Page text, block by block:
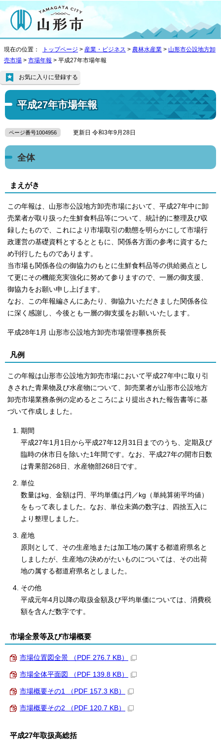
現在の位置： トップページ > 産業・ビジネス > 農林水産業 > 山形市公設地方卸
売市場 > 市場年報 > 平成27年市場年報
平成27年市場年報
お気に入りに登録する
ページ番号1004956 更新日 令和3年9月28日
全体
まえがき
この年報は、山形市公設地方卸売市場において、平成27年中に卸
売業者が取り扱った生鮮食料品等について、統計的に整理及び収
録したもので、これにより市場取引の動態を明らかにして市場行
政運営の基礎資料とするとともに、関係各方面の参考に資するた
め刊行したものであります。
当市場も関係各位の御協力のもとに生鮮食料品等の供給拠点とし
て更にその機能充実強化に努めて参りますので、一層の御支援、
御協力をお願い申し上げます。
なお、この年報編さんにあたり、御協力いただきました関係各位
に深く感謝し、今後とも一層の御支援をお願いいたします。
平成28年1月 山形市公設地方卸売市場管理事務所長
凡例
この年報は山形市公設地方卸売市場において平成27年中に取り引
きされた青果物及び水産物について、卸売業者が山形市公設地方
卸売市場業務条例の定めるところにより提出された報告書等に基
づいて作成しました。
期間
平成27年1月1日から平成27年12月31日までのうち、定期及び
臨時の休市日を除いた1年間です。なお、平成27年の開市日数
は青果部268日、水産物部268日です。
単位
数量はkg、金額は円、平均単価は円／kg（単純算術平均値）
をもって表しました。なお、単位未満の数字は、四捨五入に
より整理しました。
産地
原則として、その生産地または加工地の属する都道府県名と
しましたが、生産地の決めがたいものについては、その出荷
地の属する都道府県名としました。
その他
平成元年4月以降の取扱金額及び平均単価については、消費税
額を含んだ数字です。
市場全景等及び市場概要
市場位置図全景 （PDF 276.7 KB）
市場全体平面図 （PDF 139.8 KB）
市場概要その1 （PDF 157.3 KB）
市場概要その2 （PDF 120.7 KB）
平成27年取扱高総括